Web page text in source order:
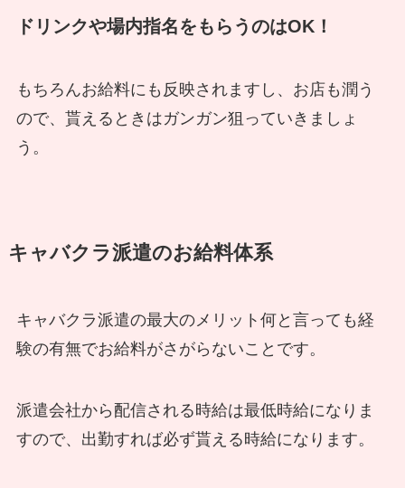
ドリンクや場内指名をもらうのはOK！
もちろんお給料にも反映されますし、お店も潤う
ので、貰えるときはガンガン狙っていきましょ
う。
キャバクラ派遣のお給料体系
キャバクラ派遣の最大のメリット何と言っても経
験の有無でお給料がさがらないことです。
派遣会社から配信される時給は最低時給になりま
すので、出勤すれば必ず貰える時給になります。